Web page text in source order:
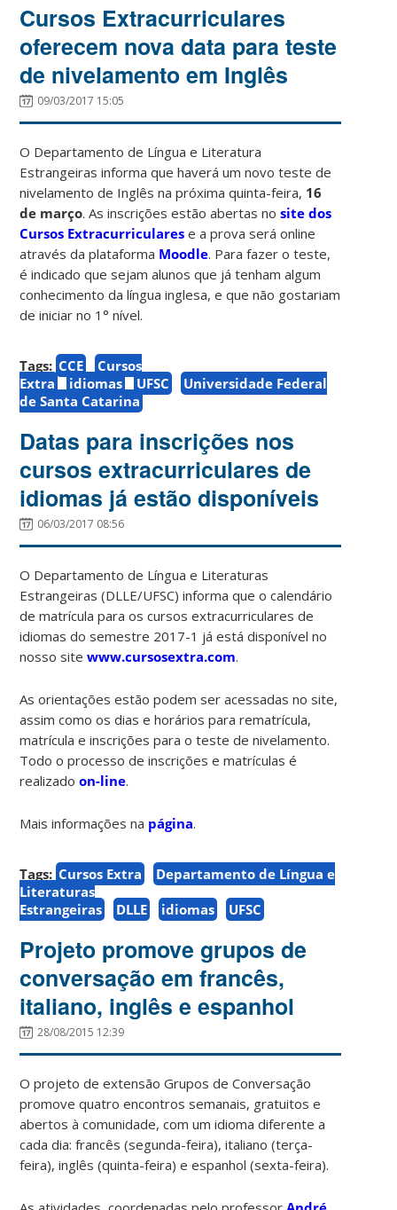
Cursos Extracurriculares
oferecem nova data para teste
de nivelamento em Inglês
09/03/2017 15:05
O Departamento de Língua e Literatura
Estrangeiras informa que haverá um novo teste de
nivelamento de Inglês na próxima quinta-feira, 16
de março. As inscrições estão abertas nosite dos
Cursos Extracurriculares e a prova será online
através da plataforma Moodle. Para fazer o teste,
é indicado que sejam alunos que já tenham algum
conhecimento da língua inglesa, e que não gostariam
de iniciar no 1° nível.
Tags: CCE
Cursos
Extra
idiomas UFSC
Universidade Federal
de Santa Catarina
Datas para inscrições nos
cursos extracurriculares de
idiomas já estão disponíveis
06/03/2017 08:56
O Departamento de Língua e Literaturas
Estrangeiras (DLLE/UFSC) informa que o calendário
de matrícula para os cursos extracurriculares de
idiomas do semestre 2017-1 já está disponível no
nosso sitewww.cursosextra.com.
As orientações estão podem ser acessadas no site,
assim como os dias e horários para rematrícula,
matrícula e inscrições para o teste de nivelamento.
Todo o processo de inscrições e matrículas é
realizadoon-line.
Mais informações na página.
Tags: Cursos Extra
Departamento de Língua e
Literaturas
Estrangeiras
DLLE idiomas UFSC
Projeto promove grupos de
conversação em francês,
italiano, inglês e espanhol
28/08/2015 12:39
O projeto de extensão Grupos de Conversação
promove quatro encontros semanais, gratuitos e
abertos à comunidade, com um idioma diferente a
cada dia: francês (segunda-feira), italiano (terça-
feira), inglês (quinta-feira) e espanhol (sexta-feira).